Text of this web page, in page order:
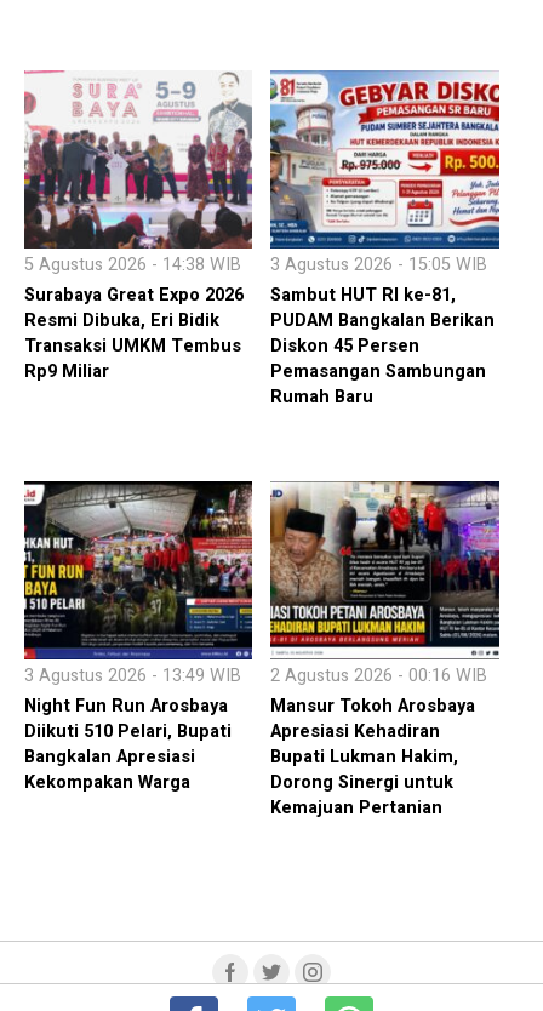
5 Agustus 2026 - 14:38 WIB
Surabaya Great Expo 2026
Resmi Dibuka, Eri Bidik
Transaksi UMKM Tembus
Rp9 Miliar
3 Agustus 2026 - 15:05 WIB
Sambut HUT RI ke-81,
PUDAM Bangkalan Berikan
Diskon 45 Persen
Pemasangan Sambungan
Rumah Baru
3 Agustus 2026 - 13:49 WIB
Night Fun Run Arosbaya
Diikuti 510 Pelari, Bupati
Bangkalan Apresiasi
Kekompakan Warga
2 Agustus 2026 - 00:16 WIB
Mansur Tokoh Arosbaya
Apresiasi Kehadiran
Bupati Lukman Hakim,
Dorong Sinergi untuk
Kemajuan Pertanian